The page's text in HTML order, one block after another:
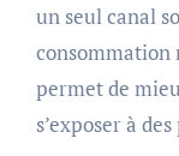
un seul canal
consommation
permet de
s’exposer à